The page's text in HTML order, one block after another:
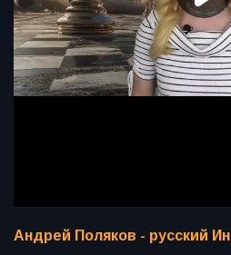
Андрей Поляков - русский